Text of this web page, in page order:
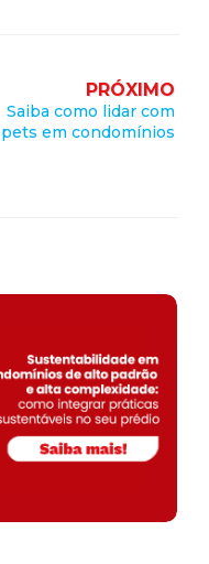
PRÓXIMO
Saiba como lidar com
pets em condomínios